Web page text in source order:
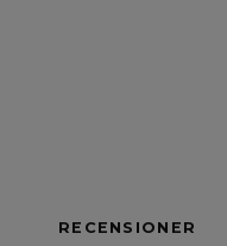
RECENSIONER